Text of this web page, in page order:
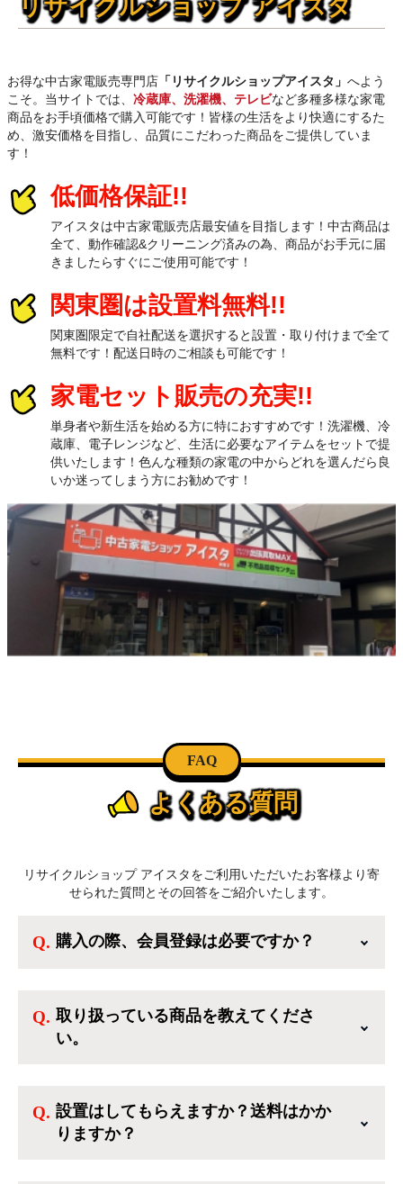
リサイクルショップ アイスタ
お得な中古家電販売専門店 「リサイクルショップアイスタ」 へよう
こそ。当サイトでは、 冷蔵庫、洗濯機、テレビなど多種多様な家電
商品をお手頃価格で購入可能です！皆様の生活をより快適にするた
め、激安価格を目指し、品質にこだわった商品をご提供していま
す！
低価格保証!!
アイスタは中古家電販売店最安値を目指します！中古商品は
全て、動作確認&クリーニング済みの為、商品がお手元に届
きましたらすぐにご使用可能です！
関東圏は設置料無料!!
関東圏限定で自社配送を選択すると設置・取り付けまで全て
無料です！配送日時のご相談も可能です！
家電セット販売の充実!!
単身者や新生活を始める方に特におすすめです！洗濯機、冷
蔵庫、電子レンジなど、生活に必要なアイテムをセットで提
供いたします！色んな種類の家電の中からどれを選んだら良
いか迷ってしまう方にお勧めです！
FAQ
よくある質問
リサイクルショップ アイスタをご利用いただいたお客様より寄
せられた質問とその回答をご紹介いたします。
購入の際、会員登録は必要ですか？
も出来ます。一方、登録しなくてもカートに商
品を入れた後、ログインせずに「ゲスト購入」
取り扱っている商品を教えてくださ
い。
のような新生活を応援するような家電セットか
ら、季節・空調家電、調理家電、生活家電ま
設置はしてもらえますか？送料はかか
りますか？